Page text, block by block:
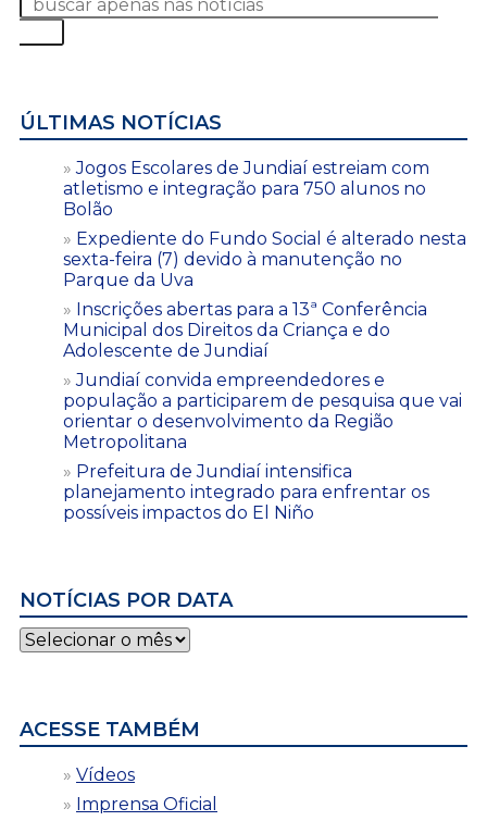
ÚLTIMAS NOTÍCIAS
Jogos Escolares de Jundiaí estreiam com
atletismo e integração para 750 alunos no
Bolão
Expediente do Fundo Social é alterado nesta
sexta-feira (7) devido à manutenção no
Parque da Uva
Inscrições abertas para a 13ª Conferência
Municipal dos Direitos da Criança e do
Adolescente de Jundiaí
Jundiaí convida empreendedores e
população a participarem de pesquisa que vai
orientar o desenvolvimento da Região
Metropolitana
Prefeitura de Jundiaí intensifica
planejamento integrado para enfrentar os
possíveis impactos do El Niño
NOTÍCIAS POR DATA
Notícias
por
ACESSE TAMBÉM
Vídeos
Imprensa Oficial